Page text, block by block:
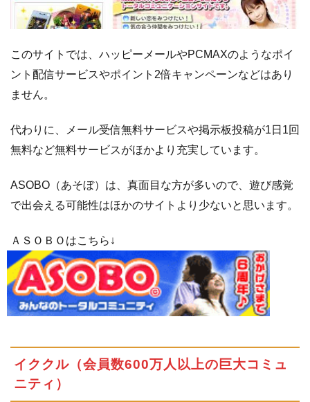
このサイトでは、ハッピーメールやPCMAXのようなポイ
ント配信サービスやポイント2倍キャンペーンなどはあり
ません。
代わりに、メール受信無料サービスや掲示板投稿が1日1回
無料など無料サービスがほかより充実しています。
ASOBO（あそぼ）は、真面目な方が多いので、遊び感覚
で出会える可能性はほかのサイトより少ないと思います。
ＡＳＯＢＯはこちら↓
イククル（会員数600万人以上の巨大コミュ
ニティ）